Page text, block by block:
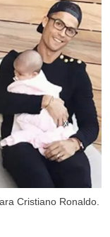
Cristiano Ronaldo.
X